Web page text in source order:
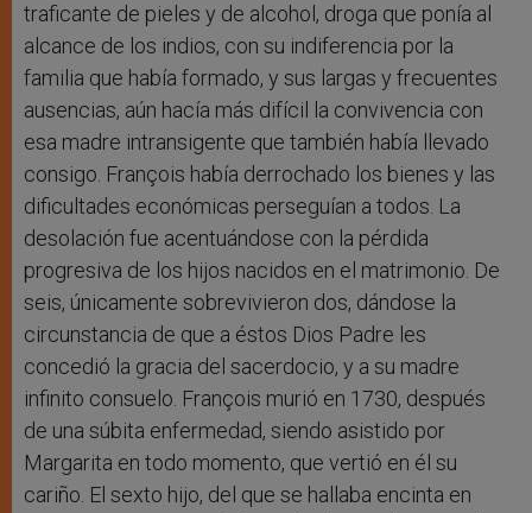
traficante de pieles y de alcohol, droga que ponía al
alcance de los indios, con su indiferencia por la
familia que había formado, y sus largas y frecuentes
ausencias, aún hacía más difícil la convivencia con
esa madre intransigente que también había llevado
consigo. François había derrochado los bienes y las
dificultades económicas perseguían a todos. La
desolación fue acentuándose con la pérdida
progresiva de los hijos nacidos en el matrimonio. De
seis, únicamente sobrevivieron dos, dándose la
circunstancia de que a éstos Dios Padre les
concedió la gracia del sacerdocio, y a su madre
infinito consuelo. François murió en 1730, después
de una súbita enfermedad, siendo asistido por
Margarita en todo momento, que vertió en él su
cariño. El sexto hijo, del que se hallaba encinta en